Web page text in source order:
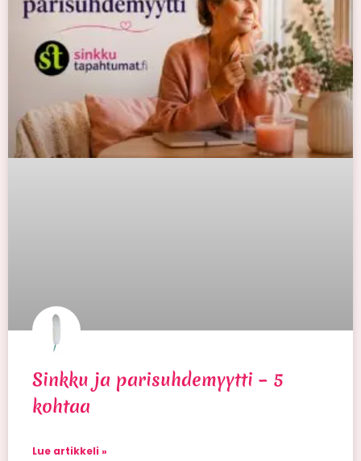
Sinkku ja parisuhdemyytti – 5
kohtaa
Lue artikkeli »